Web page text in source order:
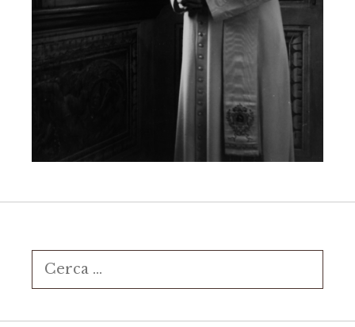
Ricerca
per: